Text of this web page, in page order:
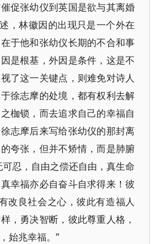
促张幼仪到英国是欲与其离婚
，林徽因的出现只是一个外在
于他和张幼仪长期的不合和事
是根基，外因是条件，这是不
了这一关键点，则难免对诗人
徐志摩的处境，都有权利去解
枷锁，而去追求自己的幸福自
志摩后来写给张幼仪的那封离
夸张，但并不矫情，而是肺腑
忍，自由之偿还自由，真生命
幸福亦必自奋斗自求得来！彼
改良社会之心，彼此有造福人
，勇决智断，彼此尊重人格，
始兆幸福。”